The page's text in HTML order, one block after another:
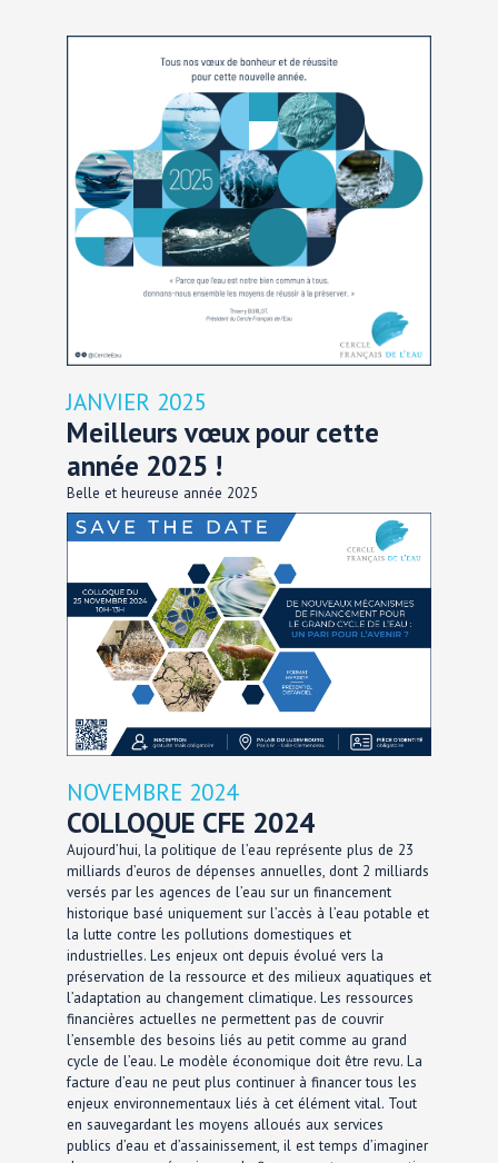
JANVIER 2025
Meilleurs vœux pour cette
année 2025 !
Belle et heureuse année 2025
NOVEMBRE 2024
COLLOQUE CFE 2024
Aujourd’hui, la politique de l’eau représente plus de 23
milliards d’euros de dépenses annuelles, dont 2 milliards
versés par les agences de l’eau sur un financement
historique basé uniquement sur l’accès à l’eau potable et
la lutte contre les pollutions domestiques et
industrielles. Les enjeux ont depuis évolué vers la
préservation de la ressource et des milieux aquatiques et
l’adaptation au changement climatique. Les ressources
financières actuelles ne permettent pas de couvrir
l’ensemble des besoins liés au petit comme au grand
cycle de l’eau. Le modèle économique doit être revu. La
facture d’eau ne peut plus continuer à financer tous les
enjeux environnementaux liés à cet élément vital. Tout
en sauvegardant les moyens alloués aux services
publics d’eau et d’assainissement, il est temps d’imaginer